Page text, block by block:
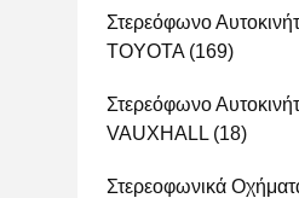
Στερεόφωνο
TOYOTA(169)
Στερεόφωνο
VAUXHALL (18)
Στερεοφωνικά